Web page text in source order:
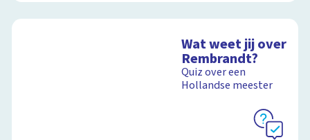
Wat weet jij over
Rembrandt?
Quiz over een
Hollandse meester